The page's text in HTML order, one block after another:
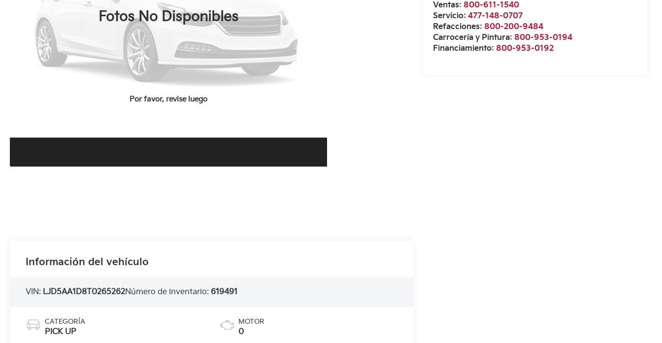
Fotos No Disponibles
Por favor, revise luego
Ventas: 800-611-1540
Servicio:477-148-0707
Refacciones: 800-200-9484
Carrocería y Pintura: 800-953-0194
Financiamiento: 800-953-0192
Información del vehículo
VIN: LJD5AA1D8T0265262Número de inventario: 619491
CATEGORÍA
PICK UP
MOTOR
0